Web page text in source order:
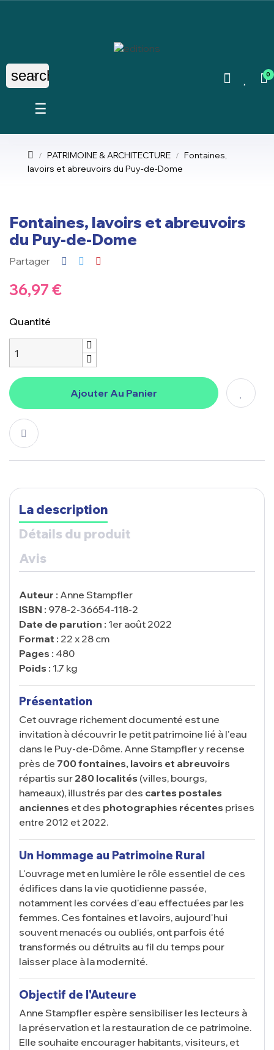
search 0
Basculer
navigation
☰
PATRIMOINE & ARCHITECTURE
Fontaines,
lavoirs et abreuvoirs du Puy-de-Dome
Fontaines, lavoirs et abreuvoirs
du Puy-de-Dome
Partager
36,97 €
Quantité
Ajouter Au Panier
La description
Détails du produit
Avis
Auteur : Anne Stampfler
ISBN : 978-2-36654-118-2
Date de parution : 1er août 2022
Format : 22 x 28 cm
Pages : 480
Poids : 1.7 kg
Présentation
Cet ouvrage richement documenté est une
invitation à découvrir le petit patrimoine lié à l'eau
dans le Puy-de-Dôme. Anne Stampfler y recense
près de 700 fontaines, lavoirs et abreuvoirs
répartis sur 280 localités (villes, bourgs,
hameaux), illustrés par des cartes postales
anciennes et des photographies récentes prises
entre 2012 et 2022.
Un Hommage au Patrimoine Rural
L'ouvrage met en lumière le rôle essentiel de ces
édifices dans la vie quotidienne passée,
notamment les corvées d'eau effectuées par les
femmes. Ces fontaines et lavoirs, aujourd'hui
souvent menacés ou oubliés, ont parfois été
transformés ou détruits au fil du temps pour
laisser place à la modernité.
Objectif de l'Auteure
Anne Stampfler espère sensibiliser les lecteurs à
la préservation et la restauration de ce patrimoine.
Elle souhaite encourager habitants, visiteurs, et